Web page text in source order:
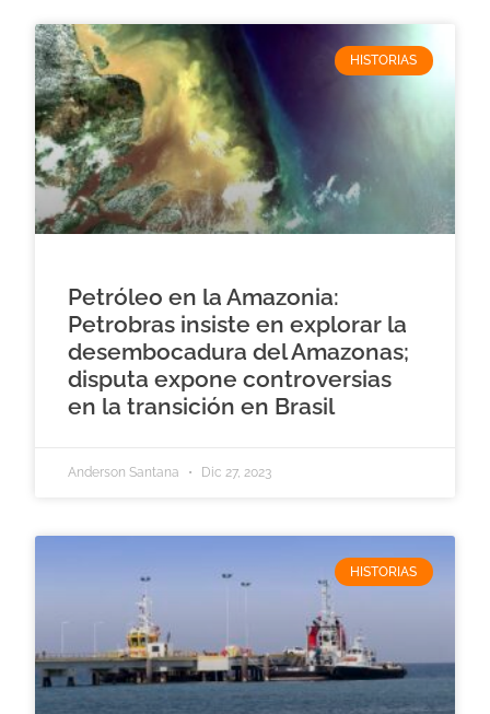
HISTORIAS
Petróleo en la Amazonia:
Petrobras insiste en explorar la
desembocadura del Amazonas;
disputa expone controversias
en la transición en Brasil
Anderson Santana Dic 27, 2023
HISTORIAS